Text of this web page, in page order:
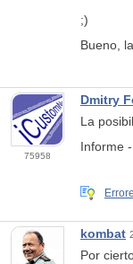
;)
Bueno,
75958
Dmitry
La
Informe
kombat
Por